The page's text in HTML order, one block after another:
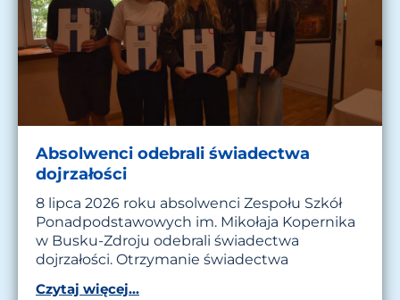
Absolwenci odebrali świadectwa
dojrzałości
8 lipca 2026 roku absolwenci Zespołu Szkół
Ponadpodstawowych im. Mikołaja Kopernika
w Busku-Zdroju odebrali świadectwa
dojrzałości. Otrzymanie świadectwa
Czytaj więcej...